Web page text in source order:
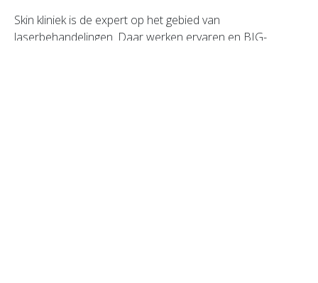
Skin kliniek is de expert op het gebied van
laserbehandelingen. Daar werken ervaren en BIG-